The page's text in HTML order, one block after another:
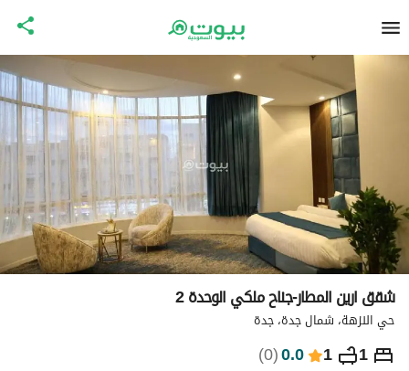
شقق ارين المطار-جناح ملكي الوحدة 2
حي النزهة، شمال جدة، جدة
1
1
0.0
(
0
) ⃁
460 ليلة